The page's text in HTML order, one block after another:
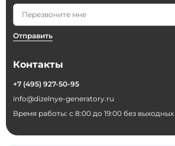
Отправить
Контакты
+7 (495) 927-50-95
info@dizelnye-generatory.ru
Время работы: с 8:00 до 19:00 без выходных